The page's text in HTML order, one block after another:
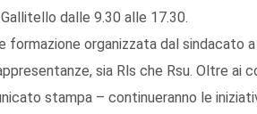
dalle 9.30 alle 17.30.
formazione organizzata dal sindacato
sia Rls che Rsu. Oltre ai
stampa – continueranno le